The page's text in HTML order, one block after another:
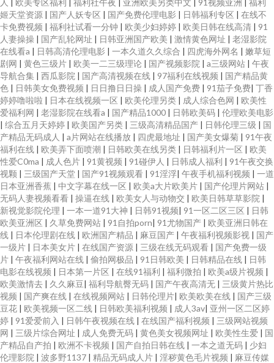
人 | 欧美专区福利 | 福利社午夜 | 亚洲欧美另类中文 | 91视频亚洲 | 福利
姬天堂资源 | 国产人妖专区 | 国产免费伦理电影 | 日韩福利专区 | 在线不
卡免费视频 | 福利社试看一分钟 | 欧美少妇婷婷 | 欧美日韩在线高清 | 91
人妻操操 | 国产乱轮网址 | 日韩亚洲国产欧美 | 激情黄色网址 | 老湿影院
在线看a | 日韩高清伦理电影 | 一本久道久久综合 | 四虎海外网名 | 嫩草短
剧网 | 黄色三级片 | 欧美一二三级理论 | 国产视频影院 | a三级网站 | 午夜
导航合集 | 西瓜影院 | 国产高清视频在线 | 97福利在线视频 | 国产精品黄
色 | 日韩美女免费视频 | 日日撸日日操 | 成人国产免费 | 91茄子免费| 丁香
婷婷噜啦啦 | 日本在线视频一区 | 欧美伦理另类 | 成人综合色网 | 欧美性
爱福利网 | 老湿影院在线看a | 国产精品1000 | 日韩欧美码 | 伦理欧美电影
| 综合五月天婷婷 | 欧美国产另类 | 三级高清精品国产 | 日韩伦理三级 | 国
产精品无码成人 | a片网站在线播放 | 四虎最地址 | 国产美女爆菊 | 91午夜
福利在线 | 欧美弄下面喷潮 | 日韩欧美在线另类 | 日韩福利片一区 | 欧美
性爱C0ma | 成人色片 | 91黄视频 | 91碰伊人 | 日韩成人福利 | 91午夜交换
视颗 | 三级国产天堂 | 国产91视频观看 | 91淫浮| 午夜手机福利视频 | 一道
日本亚洲香蕉 | 中文字幕在线一区 | 欧美a大片欧美片 | 国产伦理片网站 |
无码人妻视频看看 | 操逼在线 | 欧美女人与动物交 | 欧美日韩草草影院 |
新视觉影院伦理 | 一本一道91大神 | 日韩91视频| 91一区二区三区 | 日韩
欧美亚洲区 | 久草免费网站 | 91自拍porn| 91尤物国产 | 欧美亚洲日韩在
线 | 日本伦理剧在线 | 欧洲国产精品 | 麻豆国产 | 午夜福利视频影视 | 国产
一级片 | 日本美女片 | 在线国产资源 | 三级在线无码观看 | 国产免费一级
片 | 午夜福利网站在线 | 偷拍网极品 | 91日韩欧美 | 日韩精品在线 | 日韩
电影在线视频 | 日本第一片区 | 在线91福利 | 福利微拍 | 欧美a级片视频 |
欧美激情去 | 久久麻豆| 福利导航臀无码 | 国产午夜高清无 | 三级黄片热比
视频 | 国产爽在线 | 在线视频网站 | 日韩伦理片| 欧美欧美在线 | 国产三级
豆花 | 欧美视频一区二线 | 日韩欧美福利视频 | 成人3av| 亚州一区二区婷
婷 | 91爱爱前入 | 日韩午夜视频在线 | 在线国产福利视频 | 三级网站视频
网 | 三级片综合网址 | 成人免费无码 | 黄色美女视频网址 | 欧美性生爱 | 国
产精品自产拍 | 欧洲不卡视频 | 国产自拍日韩在线 | 一本之道无码 | 少妇
伦理影院 | 波多野1137 | 精品无码成人片 | 淫秽黄色毛片视频 | 麻豆传媒